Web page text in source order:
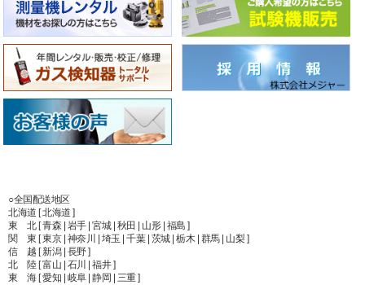
○全国配送地区
北海道 [ 北海道 ]
東 北 [ 青森 | 岩手 | 宮城 | 秋田 | 山形 | 福島 ]
関 東 [ 東京 | 神奈川 | 埼玉 | 千葉 | 茨城 | 栃木 | 群馬 | 山梨 ]
信 越 [ 新潟 | 長野 ]
北 陸 [ 富山 | 石川 | 福井 ]
東 海 [ 愛知 | 岐阜 | 静岡 | 三重 ]